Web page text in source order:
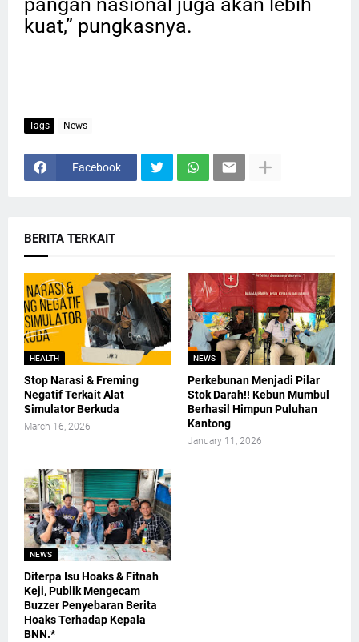
kuat,” pungkasnya.
Tags News
Facebook
BERITA TERKAIT
HEALTH
Stop Narasi & Freming
Negatif Terkait Alat
Simulator Berkuda
March 16, 2026
NEWS
Perkebunan Menjadi Pilar
Stok Darah!! Kebun Mumbul
Berhasil Himpun Puluhan
Kantong
January 11, 2026
NEWS
Diterpa Isu Hoaks & Fitnah
Keji, Publik Mengecam
Buzzer Penyebaran Berita
Hoaks Terhadap Kepala
BNN.*